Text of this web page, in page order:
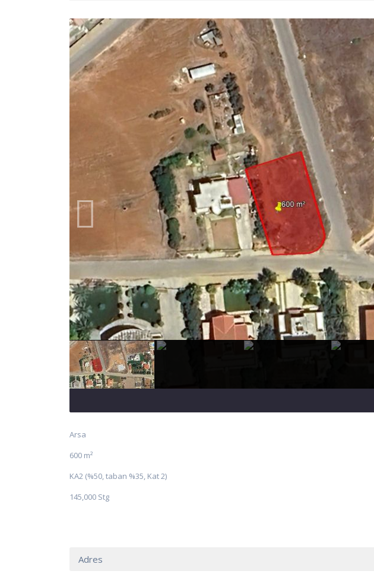
Arsa
600 m²
KA2 (%50, taban %35, Kat 2)
145,000 Stg
Adres